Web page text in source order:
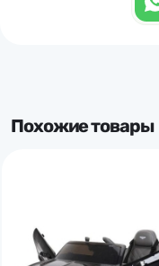
Похожие товары